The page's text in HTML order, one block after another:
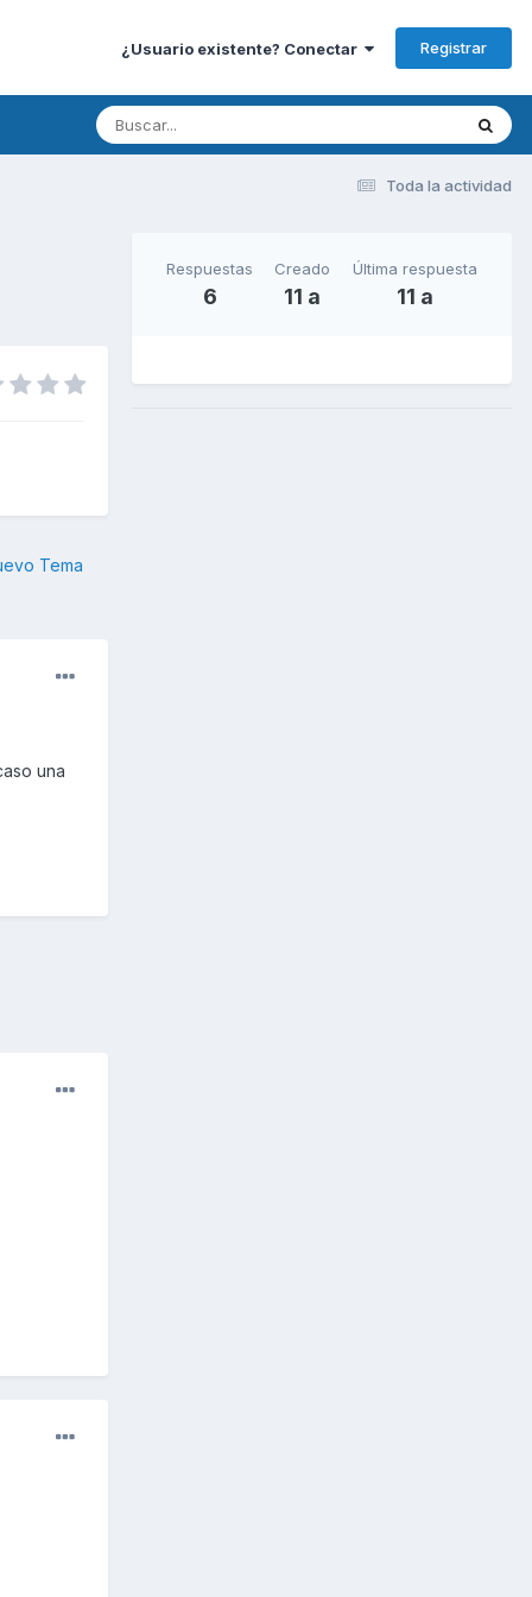
¿Usuario existente? Conectar Registrar
Toda la actividad
Tema
una
Respuestas
6
Creado
11 a
Última respuesta
11 a